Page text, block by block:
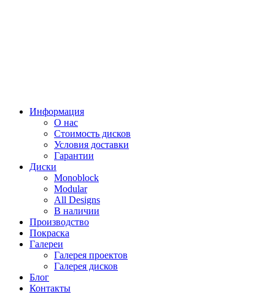
Информация
О нас
Стоимость дисков
Условия доставки
Гарантии
Диски
Monoblock
Modular
All Designs
В наличии
Производство
Покраска
Галереи
Галерея проектов
Галерея дисков
Блог
Контакты